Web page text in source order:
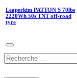
Leaperkim PATTON S 70lbs
2220Wh 50s TNT off-road
tyre